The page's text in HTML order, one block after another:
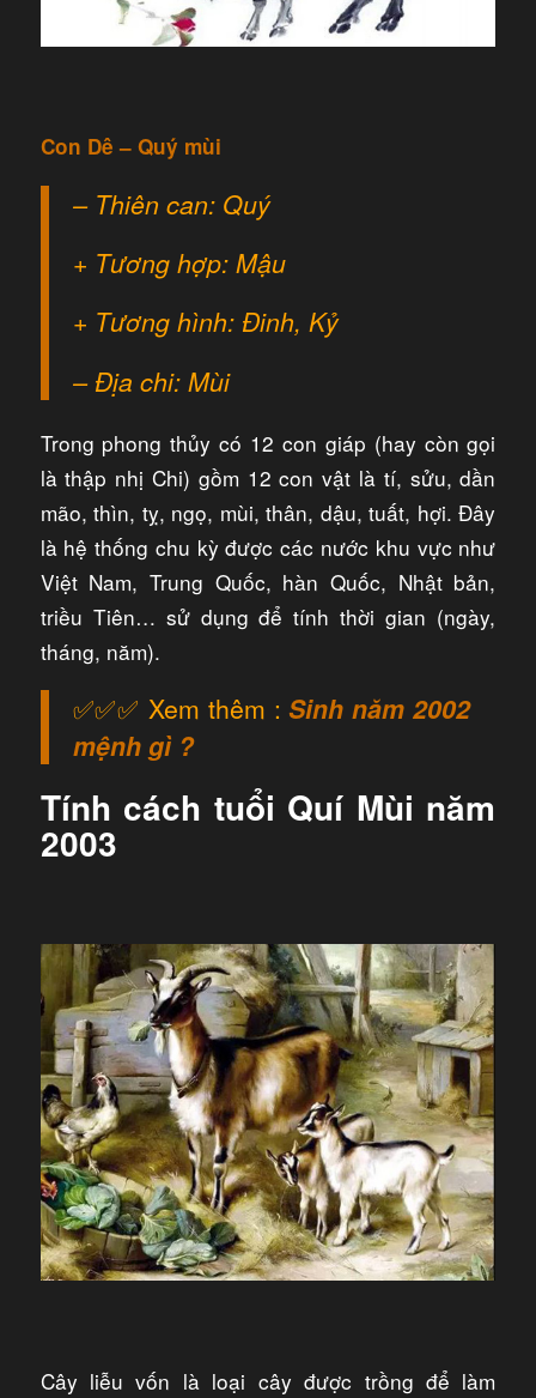
Con Dê – Quý mùi
– Thiên can: Quý
+ Tương hợp: Mậu
+ Tương hình: Đinh, Kỷ
– Địa chi: Mùi
Trong phong thủy có 12 con giáp (hay còn gọi
là thập nhị Chi) gồm 12 con vật là tí, sửu, dần
mão, thìn, tỵ, ngọ, mùi, thân, dậu, tuất, hợi. Đây
là hệ thống chu kỳ được các nước khu vực như
Việt Nam, Trung Quốc, hàn Quốc, Nhật bản,
triều Tiên… sử dụng để tính thời gian (ngày,
tháng, năm).
✅✅✅ Xem thêm :Sinh năm 2002
mệnh gì ?
Tính cách tuổi Quí Mùi năm
2003
Cây liễu vốn là loại cây được trồng để làm